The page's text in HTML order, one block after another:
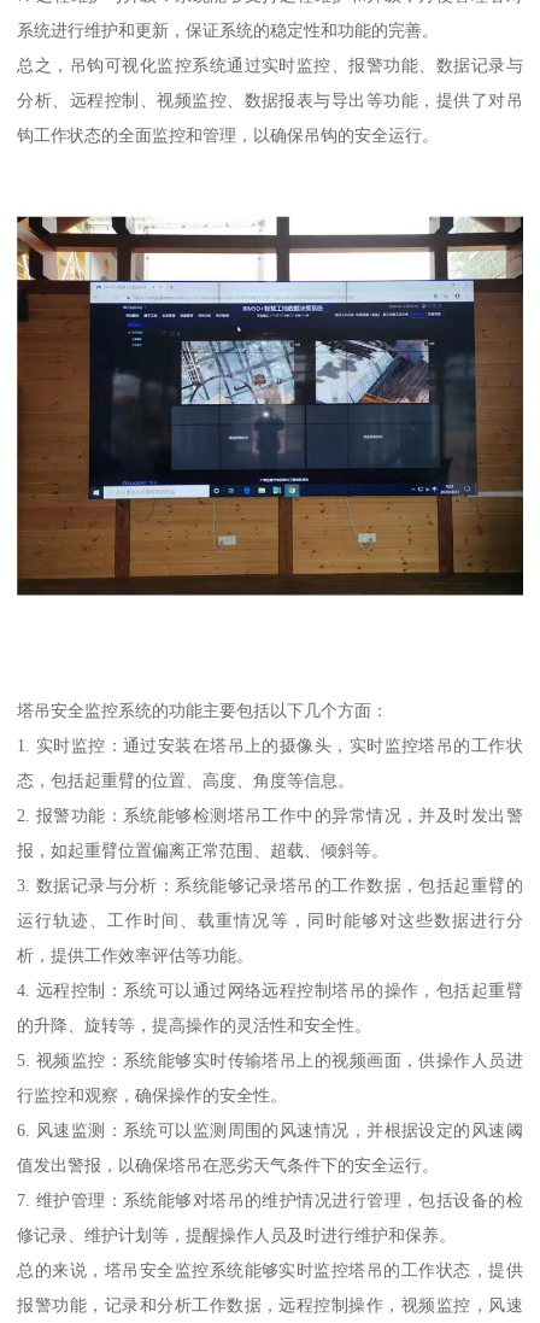
系统进行维护和更新，保证系统的稳定性和功能的完善。
总之，吊钩可视化监控系统通过实时监控、报警功能、数据记录与
分析、远程控制、视频监控、数据报表与导出等功能，提供了对吊
钩工作状态的全面监控和管理，以确保吊钩的安全运行。
塔吊安全监控系统的功能主要包括以下几个方面：
1. 实时监控：通过安装在塔吊上的摄像头，实时监控塔吊的工作状
态，包括起重臂的位置、高度、角度等信息。
2. 报警功能：系统能够检测塔吊工作中的异常情况，并及时发出警
报，如起重臂位置偏离正常范围、超载、倾斜等。
3. 数据记录与分析：系统能够记录塔吊的工作数据，包括起重臂的
运行轨迹、工作时间、载重情况等，同时能够对这些数据进行分
析，提供工作效率评估等功能。
4. 远程控制：系统可以通过网络远程控制塔吊的操作，包括起重臂
的升降、旋转等，提高操作的灵活性和安全性。
5. 视频监控：系统能够实时传输塔吊上的视频画面，供操作人员进
行监控和观察，确保操作的安全性。
6. 风速监测：系统可以监测周围的风速情况，并根据设定的风速阈
值发出警报，以确保塔吊在恶劣天气条件下的安全运行。
7. 维护管理：系统能够对塔吊的维护情况进行管理，包括设备的检
修记录、维护计划等，提醒操作人员及时进行维护和保养。
总的来说，塔吊安全监控系统能够实时监控塔吊的工作状态，提供
报警功能，记录和分析工作数据，远程控制操作，视频监控，风速